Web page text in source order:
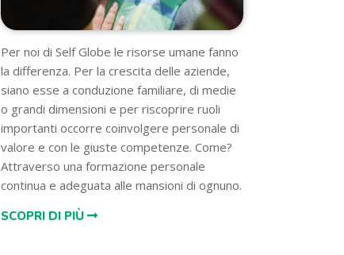
Per noi di Self Globe le risorse umane fanno
la differenza. Per la crescita delle aziende,
siano esse a conduzione familiare, di medie
o grandi dimensioni e per riscoprire ruoli
importanti occorre coinvolgere personale di
valore e con le giuste competenze. Come?
Attraverso una formazione personale
continua e adeguata alle mansioni di ognuno.
SCOPRI DI PIÙ